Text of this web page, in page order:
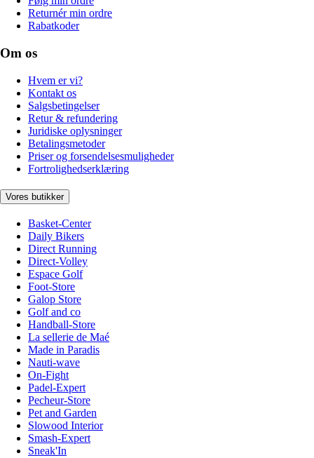
Returnér min ordre
Rabatkoder
Om os
Hvem er vi?
Kontakt os
Salgsbetingelser
Retur & refundering
Juridiske oplysninger
Betalingsmetoder
Priser og forsendelsesmuligheder
Fortrolighedserklæring
Vores butikker
Basket-Center
Daily Bikers
Direct Running
Direct-Volley
Espace Golf
Foot-Store
Galop Store
Golf and co
Handball-Store
La sellerie de Maé
Made in Paradis
Nauti-wave
On-Fight
Padel-Expert
Pecheur-Store
Pet and Garden
Slowood Interior
Smash-Expert
Sneak'In